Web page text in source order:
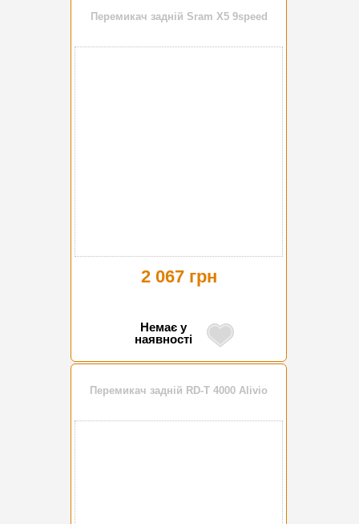
Перемикач задній Sram X5 9speed
2 067 грн
Немає у
наявності
Перемикач задній RD-T 4000 Alivio